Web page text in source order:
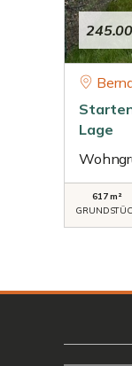
Lage
617 m²